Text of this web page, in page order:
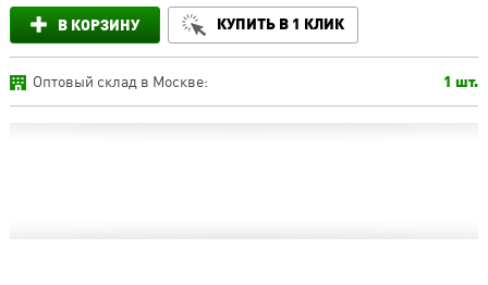
В КОРЗИНУ КУПИТЬ В 1 КЛИК
Оптовый склад в Москве: 1 шт.